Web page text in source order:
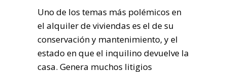
Uno de los temas más polémicos en
el alquiler de viviendas es el de su
conservación y mantenimiento, y el
estado en que el inquilino devuelve la
casa. Genera muchos litigios